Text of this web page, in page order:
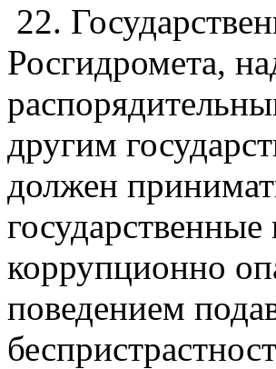
22.
Росгидромета,
другим
должен
коррупционно
поведением